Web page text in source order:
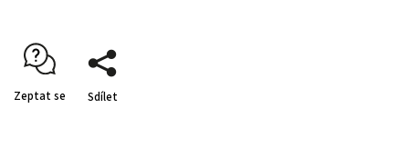
Zeptat se Sdílet